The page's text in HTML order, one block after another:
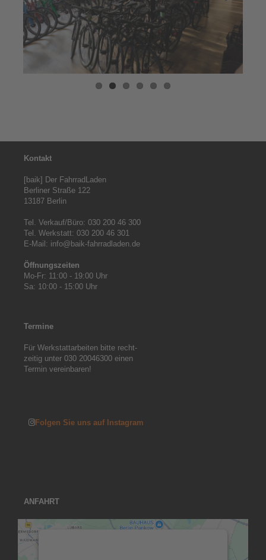
Previous
Kontakt
[baik] Der FahrradLaden
Berliner Straße 122
13187 Berlin
Tel. Verkauf/Büro: 030 200 46 300
Tel. Werkstatt: 030 200 46 301
E-Mail: info@baik-fahrradladen.de
Öffnungszeiten
Mo-Fr: 11:00 - 19:00 Uhr
Sa: 10:00 - 15:00 Uhr
Termine
Für Werkstattarbeiten bitte recht-
zeitig unter 030 20046300 einen
Termin vereinbaren!
Folgen Sie uns auf Instagram
ANFAHRT